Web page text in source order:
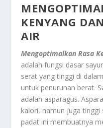
KENYANG
AIR
Mengoptimalkan Rasa
adalah fungsi dasar
serat yang tinggi di
untuk penurunan berat.
adalah asparagus.
kalori, namun juga tinggi
padat ini membuatnya